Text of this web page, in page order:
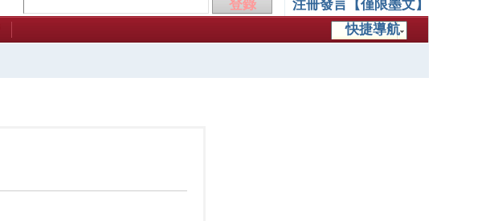
登錄
注冊發言【僅限墨文】
快捷導航